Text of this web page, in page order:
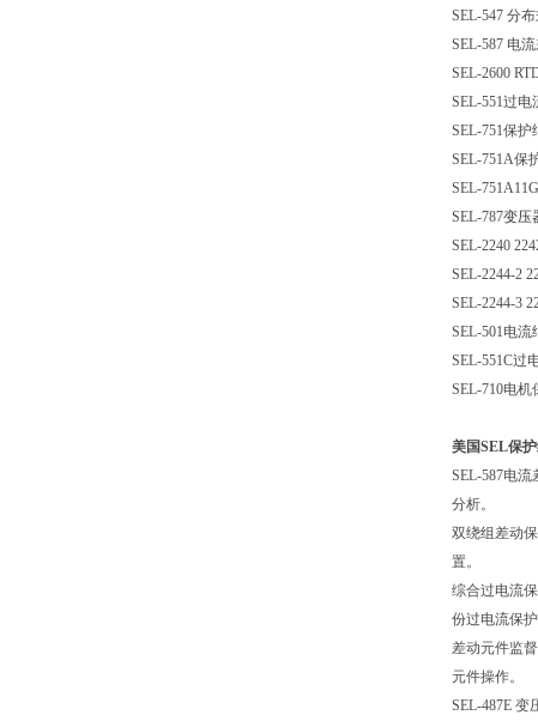
SEL-547 分
SEL-587 电
SEL-2600
SEL-551过电
SEL-751保护
SEL-751A保
SEL-
SEL-787变压
SEL-2240
SEL-2244-2
SEL-2244-3
SEL-501电流
SEL-551C过
SEL-710电机
美国SEL保
SEL-587电流
分析。
双绕组差动
置。
综合过电流
份过电流保
差动元件监
元件操作。
SEL-487E 变